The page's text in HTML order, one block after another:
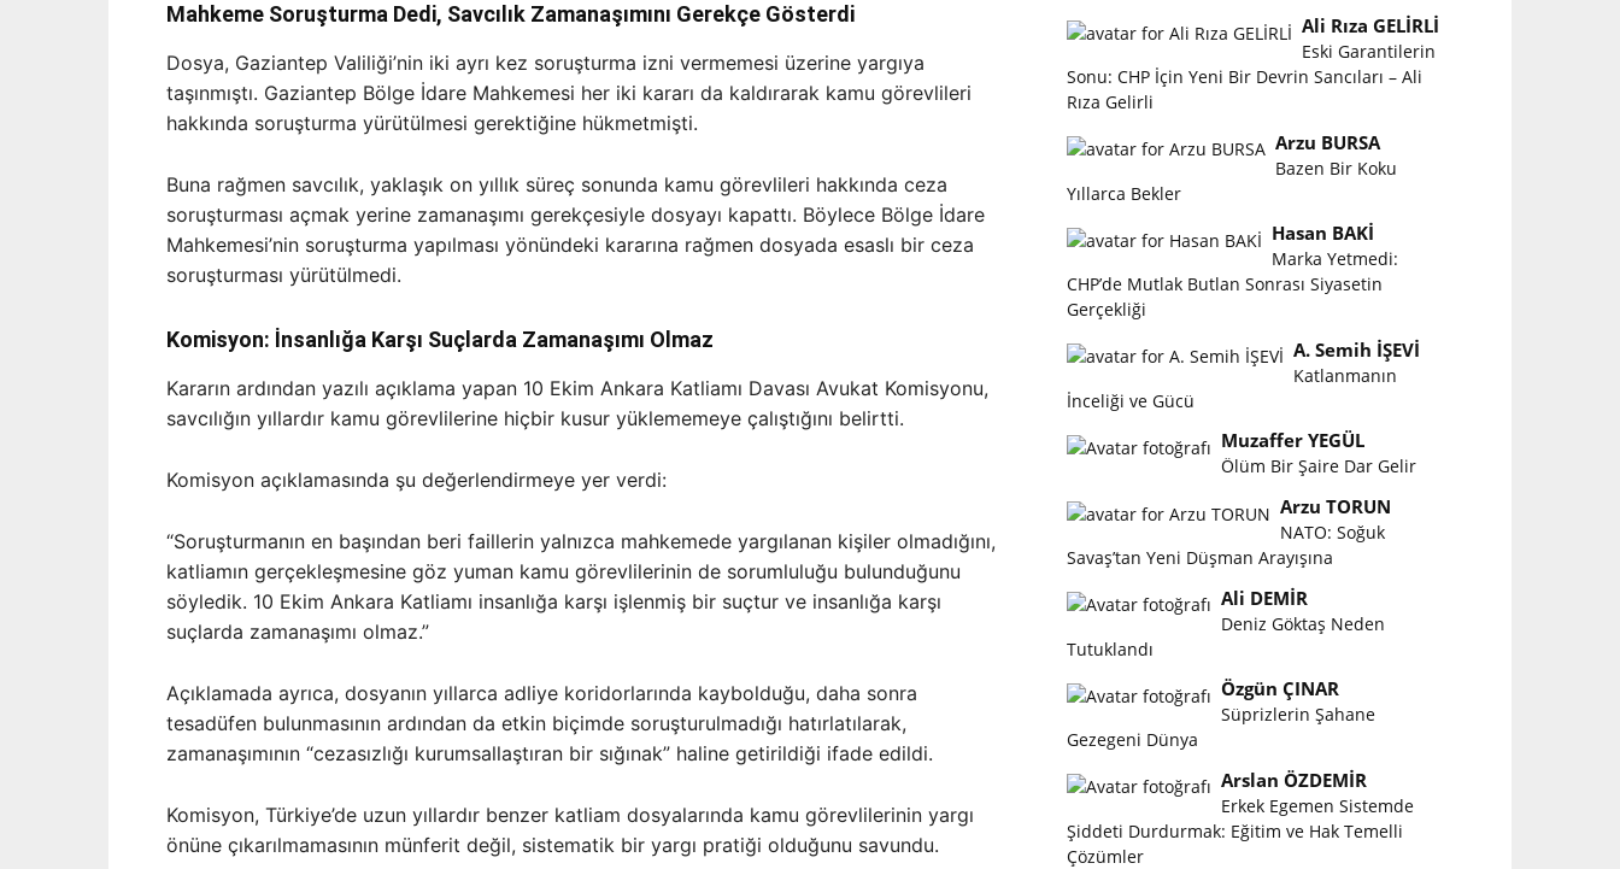
Mahkeme Soruşturma Dedi, Savcılık Zamanaşımını Gerekçe Gösterdi
Dosya, Gaziantep Valiliği’nin iki ayrı kez soruşturma izni vermemesi üzerine yargıya
taşınmıştı. Gaziantep Bölge İdare Mahkemesi her iki kararı da kaldırarak kamu görevlileri
hakkında soruşturma yürütülmesi gerektiğine hükmetmişti.
Buna rağmen savcılık, yaklaşık on yıllık süreç sonunda kamu görevlileri hakkında ceza
soruşturması açmak yerine zamanaşımı gerekçesiyle dosyayı kapattı. Böylece Bölge İdare
Mahkemesi’nin soruşturma yapılması yönündeki kararına rağmen dosyada esaslı bir ceza
soruşturması yürütülmedi.
Komisyon: İnsanlığa Karşı Suçlarda Zamanaşımı Olmaz
Kararın ardından yazılı açıklama yapan 10 Ekim Ankara Katliamı Davası Avukat Komisyonu,
savcılığın yıllardır kamu görevlilerine hiçbir kusur yüklememeye çalıştığını belirtti.
Komisyon açıklamasında şu değerlendirmeye yer verdi:
“Soruşturmanın en başından beri faillerin yalnızca mahkemede yargılanan kişiler olmadığını,
katliamın gerçekleşmesine göz yuman kamu görevlilerinin de sorumluluğu bulunduğunu
söyledik. 10 Ekim Ankara Katliamı insanlığa karşı işlenmiş bir suçtur ve insanlığa karşı
suçlarda zamanaşımı olmaz.”
Açıklamada ayrıca, dosyanın yıllarca adliye koridorlarında kaybolduğu, daha sonra
tesadüfen bulunmasının ardından da etkin biçimde soruşturulmadığı hatırlatılarak,
zamanaşımının “cezasızlığı kurumsallaştıran bir sığınak” haline getirildiği ifade edildi.
Komisyon, Türkiye’de uzun yıllardır benzer katliam dosyalarında kamu görevlilerinin yargı
önüne çıkarılmamasının münferit değil, sistematik bir yargı pratiği olduğunu savundu.
Ali Rıza GELİRLİ
Eski Garantilerin
Sonu: CHP İçin Yeni Bir Devrin Sancıları – Ali
Rıza Gelirli
Arzu BURSA
Bazen Bir Koku
Yıllarca Bekler
Hasan BAKİ
Marka Yetmedi:
CHP’de Mutlak Butlan Sonrası Siyasetin
Gerçekliği
A. Semih İŞEVİ
Katlanmanın
İnceliği ve Gücü
Muzaffer YEGÜL
Ölüm Bir Şaire Dar Gelir
Arzu TORUN
NATO: Soğuk
Savaş’tan Yeni Düşman Arayışına
Ali DEMİR
Deniz Göktaş Neden
Tutuklandı
Özgün ÇINAR
Süprizlerin Şahane
Gezegeni Dünya
Arslan ÖZDEMİR
Erkek Egemen Sistemde
Şiddeti Durdurmak: Eğitim ve Hak Temelli
Çözümler